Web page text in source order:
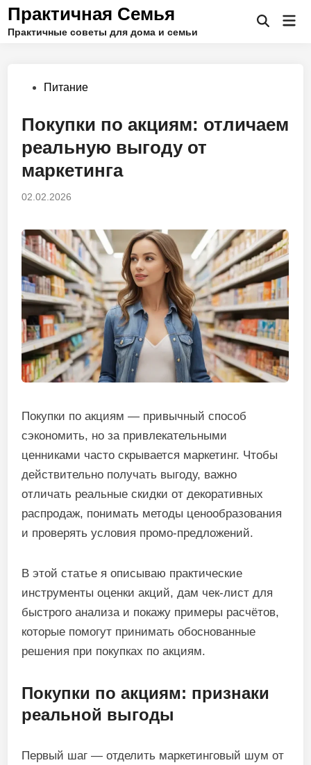
Перейти
содержимому
Практичная Семья
Практичные советы для дома и семьи
Открыть
Опубликовано
Питание
Покупки по акциям: отличаем
реальную выгоду от
маркетинга
02.02.2026
Покупки по акциям — привычный способ
сэкономить, но за привлекательными
ценниками часто скрывается маркетинг. Чтобы
действительно получать выгоду, важно
отличать реальные скидки от декоративных
распродаж, понимать методы ценообразования
и проверять условия промо‑предложений.
В этой статье я описываю практические
инструменты оценки акций, дам чек-лист для
быстрого анализа и покажу примеры расчётов,
которые помогут принимать обоснованные
решения при покупках по акциям.
Покупки по акциям: признаки
реальной выгоды
Первый шаг — отделить маркетинговый шум от